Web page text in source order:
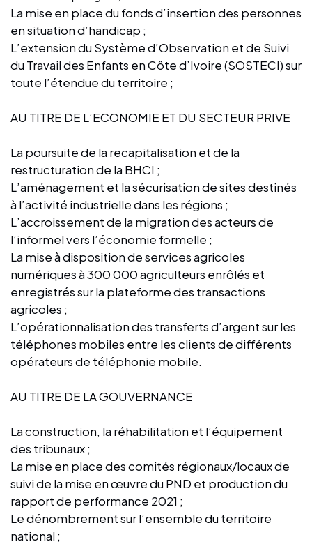
La mise en place du fonds d’insertion des personnes
en situation d’handicap ;
L’extension du Système d’Observation et de Suivi
du Travail des Enfants en Côte d’Ivoire (SOSTECI) sur
toute l’étendue du territoire ;
AU TITRE DE L’ECONOMIE ET DU SECTEUR PRIVE
La poursuite de la recapitalisation et de la
restructuration de la BHCI ;
L’aménagement et la sécurisation de sites destinés
à l’activité industrielle dans les régions ;
L’accroissement de la migration des acteurs de
l’informel vers l’économie formelle ;
La mise à disposition de services agricoles
numériques à 300 000 agriculteurs enrôlés et
enregistrés sur la plateforme des transactions
agricoles ;
L’opérationnalisation des transferts d’argent sur les
téléphones mobiles entre les clients de différents
opérateurs de téléphonie mobile.
AU TITRE DE LA GOUVERNANCE
La construction, la réhabilitation et l’équipement
des tribunaux ;
La mise en place des comités régionaux/locaux de
suivi de la mise en œuvre du PND et production du
rapport de performance 2021 ;
Le dénombrement sur l’ensemble du territoire
national ;